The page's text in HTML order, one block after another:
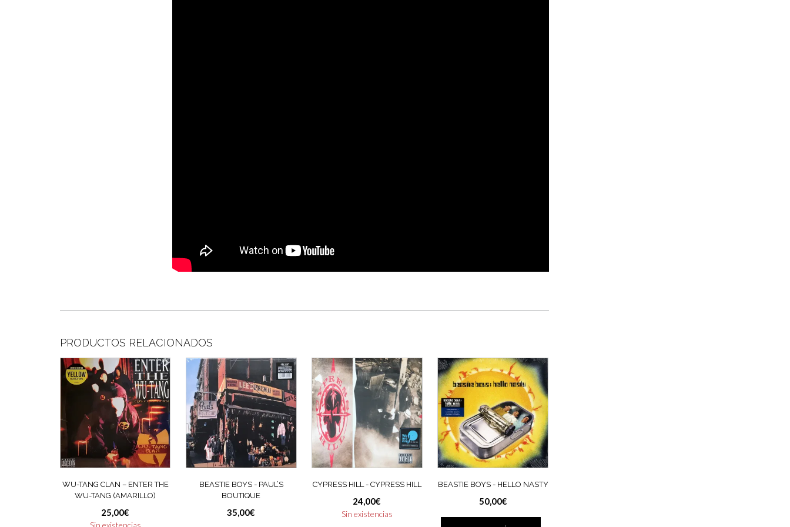
PRODUCTOS RELACIONADOS
WU-TANG CLAN ‎– ENTER THE
WU-TANG (AMARILLO)
25,00€
BEASTIE BOYS ‎- PAUL’S
BOUTIQUE
35,00€
CYPRESS HILL ‎- CYPRESS HILL
24,00€
Sin existencias
BEASTIE BOYS ‎- HELLO NASTY
50,00€